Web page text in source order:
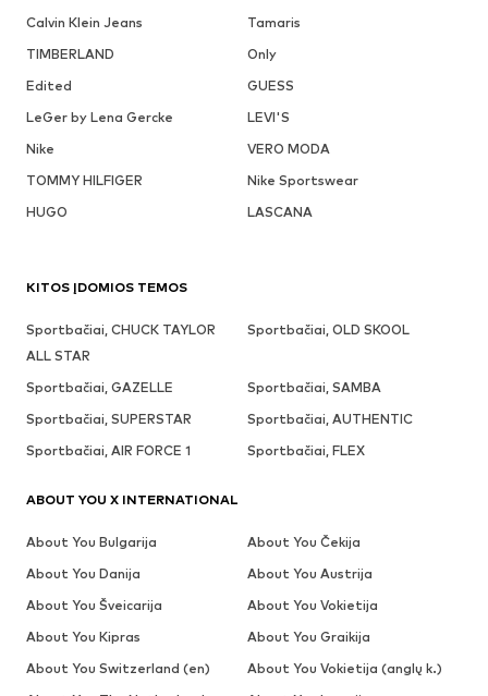
Calvin Klein Jeans
Tamaris
TIMBERLAND
Only
Edited
GUESS
LeGer by Lena Gercke
LEVI'S
Nike
VERO MODA
TOMMY HILFIGER
Nike Sportswear
HUGO
LASCANA
KITOS ĮDOMIOS TEMOS
Sportbačiai, CHUCK TAYLOR
ALL STAR
Sportbačiai, OLD SKOOL
Sportbačiai, GAZELLE
Sportbačiai, SAMBA
Sportbačiai, SUPERSTAR
Sportbačiai, AUTHENTIC
Sportbačiai, AIR FORCE 1
Sportbačiai, FLEX
ABOUT YOU X INTERNATIONAL
About You Bulgarija
About You Čekija
About You Danija
About You Austrija
About You Šveicarija
About You Vokietija
About You Kipras
About You Graikija
About You Switzerland (en)
About You Vokietija (anglų k.)